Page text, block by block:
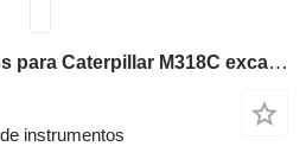
Cuadro de instrumentos para Caterpillar M318C excavadora
instrumentos